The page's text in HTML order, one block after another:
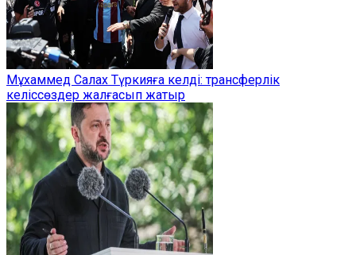
Мұхаммед Салах Түркияға келді: трансферлік
келіссөздер жалғасып жатыр